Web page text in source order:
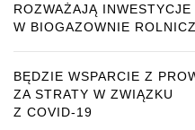
ROZWAŻAJĄ INWESTYCJE
W BIOGAZOWNIE
BĘDZIE WSPARCIE Z
ZA STRATY W ZWIĄZKU
Z COVID-19